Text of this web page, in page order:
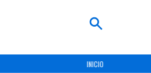
INICIO